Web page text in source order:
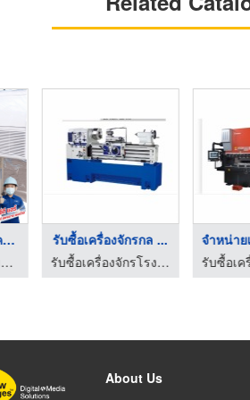
ขายแอร์มือสอง นครปฐม
ขายแอร์มือสอง รับซื้อแอร์เก่า - C.T.Air
รับซื้อเครื่องจักรกล ...
รับซื้อเครื่องจักรโรงงาน เอส พี จักรกล
About Us